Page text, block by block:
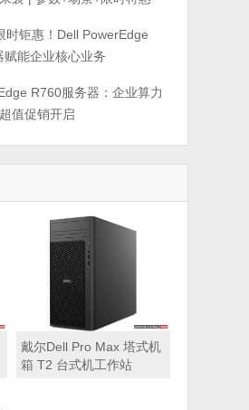
时钜惠！Dell PowerEdge
赋能企业核心业务
R760服务器：企业算力
值促销开启
戴尔Dell Pro Max 塔式机
箱 T2 台式机工作站